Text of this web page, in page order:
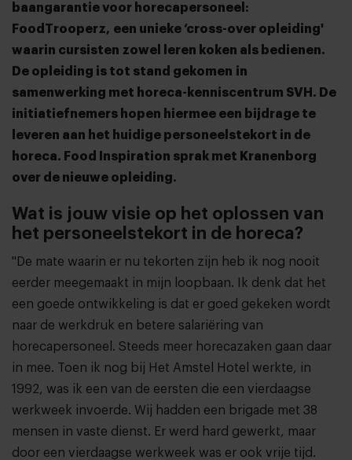
baangarantie voor horecapersoneel:
FoodTrooperz, een unieke ‘cross-over opleiding'
waarin cursisten zowel leren koken als bedienen.
De opleiding is tot stand gekomen in
samenwerking met horeca-kenniscentrum SVH. De
initiatiefnemers hopen hiermee een bijdrage te
leveren aan het huidige personeelstekort in de
horeca. Food Inspiration sprak met Kranenborg
over de nieuwe opleiding.
Wat is jouw visie op het oplossen van
het personeelstekort in de horeca?
"De mate waarin er nu tekorten zijn heb ik nog nooit
eerder meegemaakt in mijn loopbaan. Ik denk dat het
een goede ontwikkeling is dat er goed gekeken wordt
naar de werkdruk en betere salariëring van
horecapersoneel. Steeds meer horecazaken gaan daar
in mee. Toen ik nog bij Het Amstel Hotel werkte, in
1992, was ik een van de eersten die een vierdaagse
werkweek invoerde. Wij hadden een brigade met 38
mensen in vaste dienst. Er werd hard gewerkt, maar
door een vierdaagse werkweek was er ook vrije tijd.